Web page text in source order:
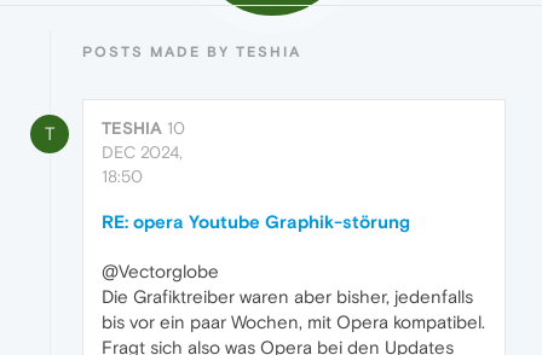
POSTS MADE BY TESHIA
T TESHIA 10
DEC 2024,
18:50
RE: opera Youtube Graphik-störung
@Vectorglobe
Die Grafiktreiber waren aber bisher, jedenfalls
bis vor ein paar Wochen, mit Opera kompatibel.
Fragt sich also was Opera bei den Updates